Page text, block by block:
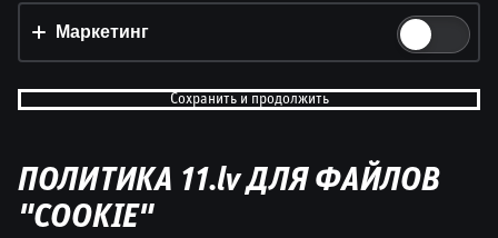
Маркетинг
Сохранить и продолжить
ПОЛИТИКА 11.lv ДЛЯ ФАЙЛОВ
"COOKIE"